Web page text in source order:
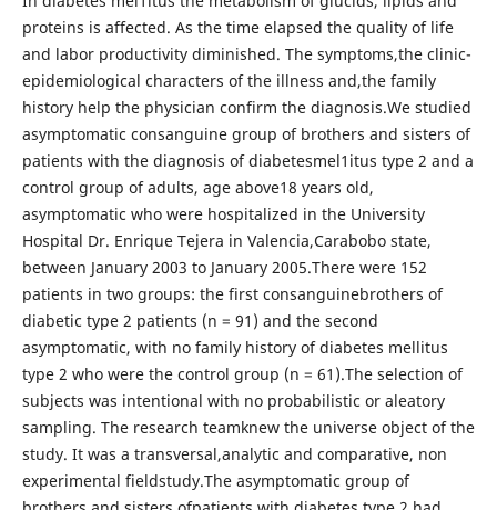
proteins is affected. As the time elapsed the quality of life
and labor productivity diminished. The symptoms,the clinic-
epidemiological characters of the illness and,the family
history help the physician confirm the diagnosis.We studied
asymptomatic consanguine group of brothers and sisters of
patients with the diagnosis of diabetesmel1itus type 2 and a
control group of adults, age above18 years old,
asymptomatic who were hospitalized in the University
Hospital Dr. Enrique Tejera in Valencia,Carabobo state,
between January 2003 to January 2005.There were 152
patients in two groups: the first consanguinebrothers of
diabetic type 2 patients (n = 91) and the second
asymptomatic, with no family history of diabetes mellitus
type 2 who were the control group (n = 61).The selection of
subjects was intentional with no probabilistic or aleatory
sampling. The research teamknew the universe object of the
study. It was a transversal,analytic and comparative, non
experimental fieldstudy.The asymptomatic group of